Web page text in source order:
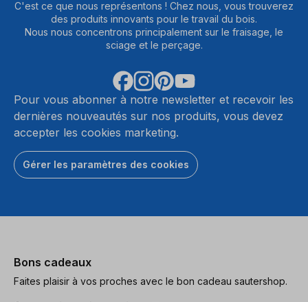
C'est ce que nous représentons ! Chez nous, vous trouverez
des produits innovants pour le travail du bois.
Nous nous concentrons principalement sur le fraisage, le
sciage et le perçage.
Pour vous abonner à notre newsletter et recevoir les
dernières nouveautés sur nos produits, vous devez
accepter les cookies marketing.
Gérer les paramètres des cookies
Bons cadeaux
Faites plaisir à vos proches avec le bon cadeau sautershop.